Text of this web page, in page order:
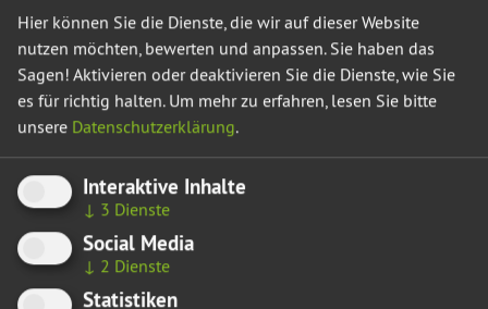
08.02.22
IMPFQUOTE DURCH DIREKTE ANSPRACHE
STEIGERN
Vor dem Sozialausschuss am morgigen Mittwoch fordert
die Landtagsfraktion Bündnis 90/Die Grünen erneut die
Landesregierung auf, eine zielgruppenspezifische
Impfkampagne in Sachsen-Anhalt auf den Weg zu bringen.
Hier können Sie die Dienste, die wir auf dieser Website
nutzen möchten, bewerten und anpassen. Sie haben das
Sagen! Aktivieren oder deaktivieren Sie die Dienste, wie Sie
es für richtig halten. Um mehr zu erfahren, lesen Sie bitte
unsere Datenschutzerklärung.
Interaktive Inhalte
↓ 3 Dienste
Social Media
↓ 2 Dienste
Statistiken